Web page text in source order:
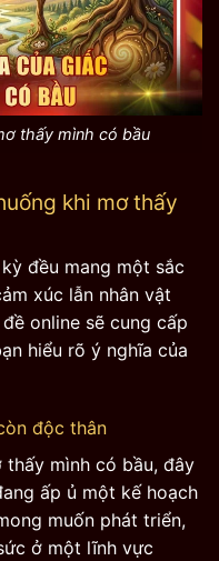
thấy mình có bầu
khi mơ thấy
đều mang một sắc
xúc lẫn nhân vật
online sẽ cung cấp
hiểu rõ ý nghĩa của
độc thân
mình có bầu, đây
ấp ủ một kế hoạch
muốn phát triển,
ở một lĩnh vực